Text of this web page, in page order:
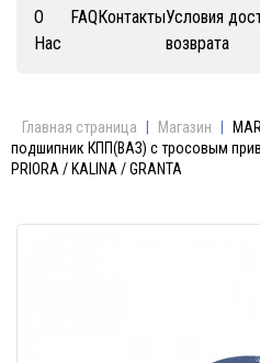
О
Нас
FAQКонтактыУсловия
возврата
Главная страница Магазин
подшипник КПП(ВАЗ) с тросовым
PRIORA / KALINA / GRANTA